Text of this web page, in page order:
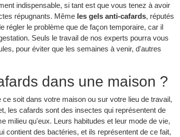
indispensable, si tant est que vous tenez à avoir
répugnants. Même les gels anti-cafards, réputés
régler le problème que de façon temporaire, car il
Seuls le travail de nos experts pourra vous
pour éviter que les semaines à venir, d'autres
dans une maison ?
soit dans votre maison ou sur votre lieu de travail,
les cafards sont des insectes qui représentent de
milieu qu'eux. Leurs habitudes et leur mode de vie,
contient des bactéries, et ils représentent de ce fait,